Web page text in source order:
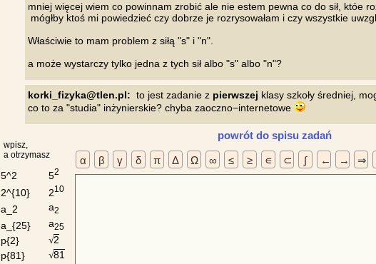
mniej więcej wiem co powinnam zrobić ale nie estem pewna co do sił, któe
mógłby ktoś mi powiedzieć czy dobrze je rozrysowałam i czy wszystkie
Właściwie to mam problem z siłą "s" i "n".
korki_fizyka@tlen.pl:
  to jest zadanie z
pierwszej klasy szkoły średniej,
co to za "studia" inżynierskie? chyba zaoczno−internetowe
powrót do spisu zadań
α β γ δ π Δ Ω ∞ ≤ ≥ ∊ ⊂ ∫ ← → ⇒
wpisz,
a otrzymasz
5^2 52
2^{10} 210
a_2 a2
a_{25} a25
p{2} √2
p{81}
√81